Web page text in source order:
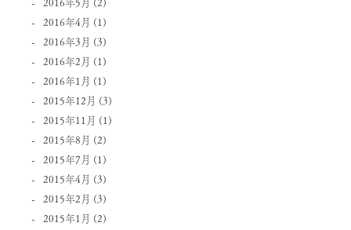
2016年4月 (1)
2016年3月 (3)
2016年2月 (1)
2016年1月 (1)
2015年12月 (3)
2015年11月 (1)
2015年8月 (2)
2015年7月 (1)
2015年4月 (3)
2015年2月 (3)
2015年1月 (2)